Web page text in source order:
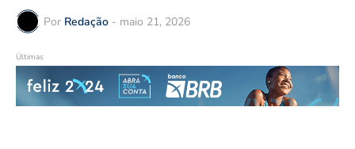
Por Redação - maio 21, 2026
Últimas